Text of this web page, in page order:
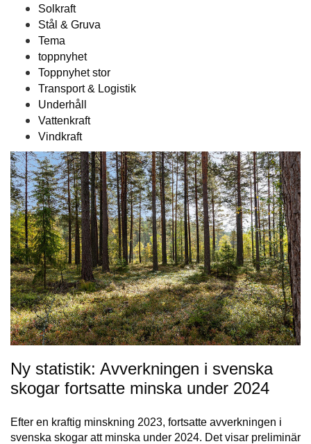
Solkraft
Stål & Gruva
Tema
toppnyhet
Toppnyhet stor
Transport & Logistik
Underhåll
Vattenkraft
Vindkraft
Ny statistik: Avverkningen i svenska
skogar fortsatte minska under 2024
Efter en kraftig minskning 2023, fortsatte avverkningen i
svenska skogar att minska under 2024. Det visar preliminär